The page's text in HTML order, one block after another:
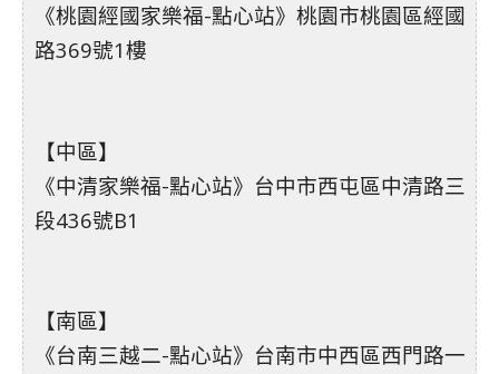
《桃園經國家樂福-點心站》桃園市桃園區經國
路369號1樓
【中區】
《中清家樂福-點心站》台中市西屯區中清路三
段436號B1
【南區】
《台南三越二-點心站》台南市中西區西門路一